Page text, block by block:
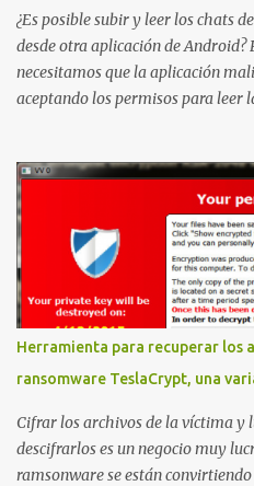
buscan obtener un certificado
¿Es posible subir y leer los chats
desde otra aplicación de Android?
necesitamos que la aplicación
aceptando los permisos para leer
montar nuestro propio Whatsapp
ha publicado una PoC con unas
empezar con la prueba de
conocemos ;) ) tenemos que
para subir las bases de datos de
to upload Whatsapp database //
only. $uploaddir = "/tmp/
> 0) { echo "Error: " .
echo "Upload: " ....
Herramienta para recuperar los
ransomware TeslaCrypt, una
Cifrar los archivos de la víctima y
descifrarlos es un negocio muy
ramsonware se están